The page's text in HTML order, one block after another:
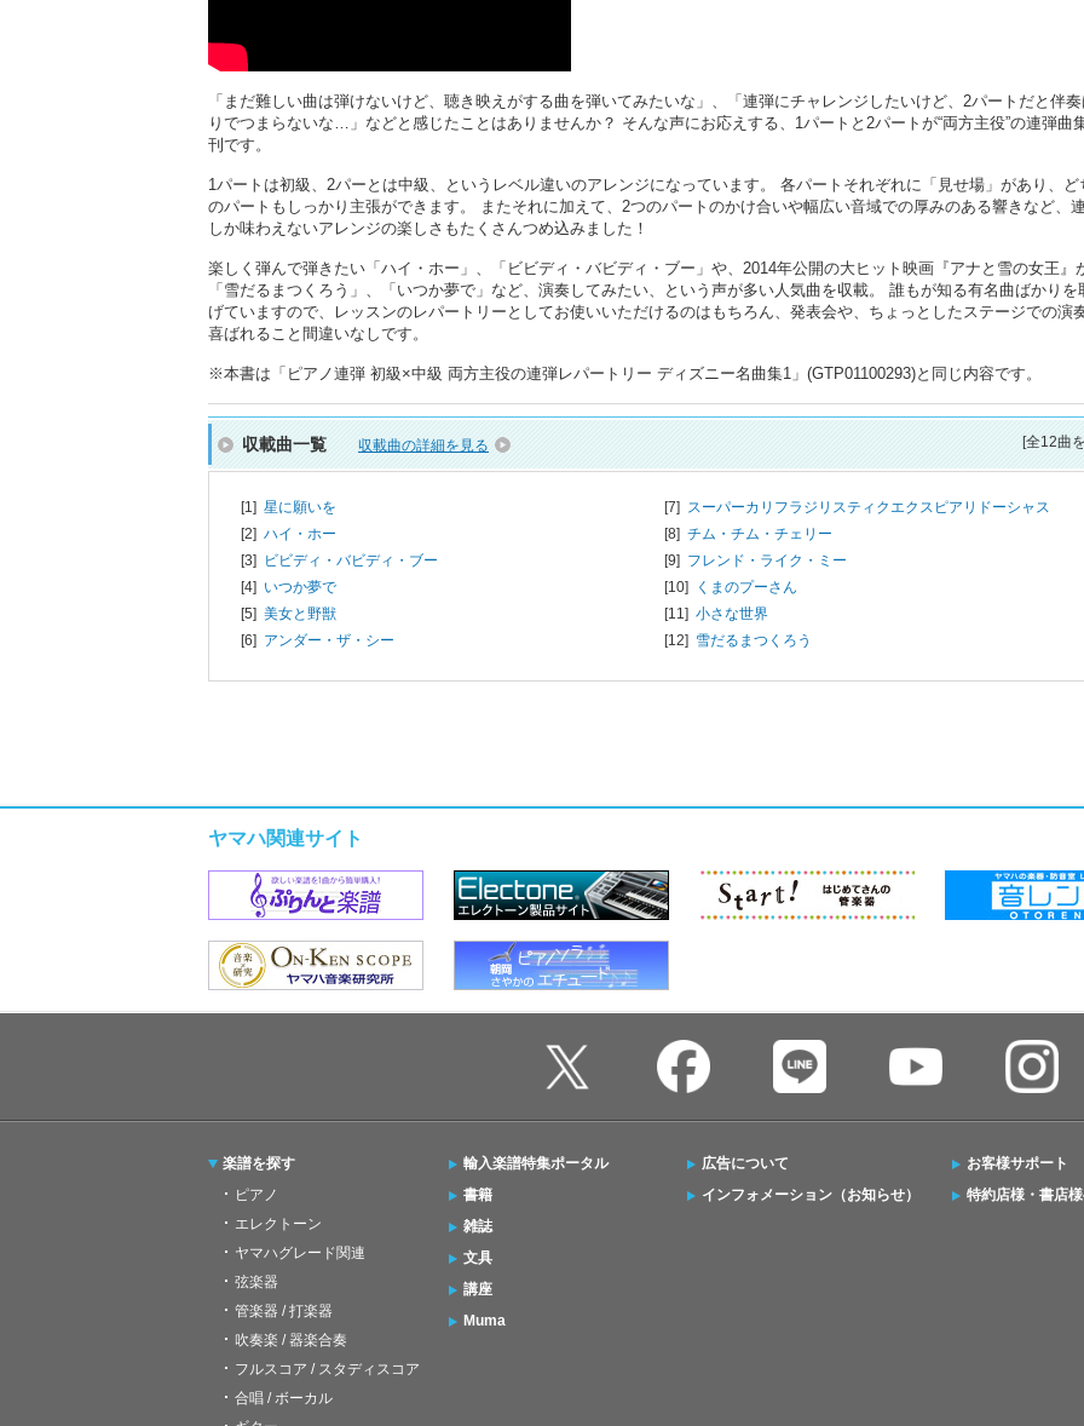
「まだ難しい曲は弾けないけど、聴き映えがする曲を弾いてみたいな」、「連弾にチャレンジしたいけど、2パートだと伴
りでつまらないな…」などと感じたことはありませんか？ そんな声にお応えする、1パートと2パートが“両方主役”の連弾曲
刊です。
1パートは初級、2パーとは中級、というレベル違いのアレンジになっています。 各パートそれぞれに「見せ場」があり、ど
のパートもしっかり主張ができます。 またそれに加えて、2つのパートのかけ合いや幅広い音域での厚みのある響きなど、
しか味わえないアレンジの楽しさもたくさんつめ込みました！
楽しく弾んで弾きたい「ハイ・ホー」、「ビビディ・バビディ・ブー」や、2014年公開の大ヒット映画『アナと雪の女王』
「雪だるまつくろう」、「いつか夢で」など、演奏してみたい、という声が多い人気曲を収載。 誰もが知る有名曲ばかりを
げていますので、レッスンのレパートリーとしてお使いいただけるのはもちろん、発表会や、ちょっとしたステージでの演
喜ばれること間違いなしです。
※本書は「ピアノ連弾 初級×中級 両方主役の連弾レパートリー ディズニー名曲集1」(GTP01100293)と同じ内容です。
収載曲一覧 収載曲の詳細を見る [全12曲
[1] 星に願いを
[2] ハイ・ホー
[3] ビビディ・バビディ・ブー
[4] いつか夢で
[5] 美女と野獣
[6] アンダー・ザ・シー
[7] スーパーカリフラジリスティクエクスピアリドーシャス
[8] チム・チム・チェリー
[9] フレンド・ライク・ミー
[10]
くまのプーさん
[11] 小さな世界
[12] 雪だるまつくろう
ヤマハ関連サイト
楽譜を探す
ピアノ
エレクトーン
ヤマハグレード関連
弦楽器
管楽器 / 打楽器
吹奏楽 / 器楽合奏
フルスコア / スタディスコア
合唱 / ボーカル
輸入楽譜特集ポータル
書籍
雑誌
文具
講座
Muma
広告について
インフォメーション（お知らせ）
お客様サポート
特約店様・書店